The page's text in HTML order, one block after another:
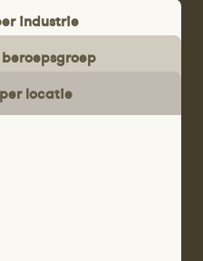
industrie
locatie